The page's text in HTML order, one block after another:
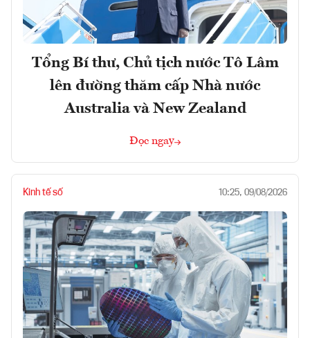
Tổng Bí thư, Chủ tịch nước Tô Lâm
lên đường thăm cấp Nhà nước
Australia và New Zealand
Đọc ngay
Kinh tế số 10:25, 09/08/2026